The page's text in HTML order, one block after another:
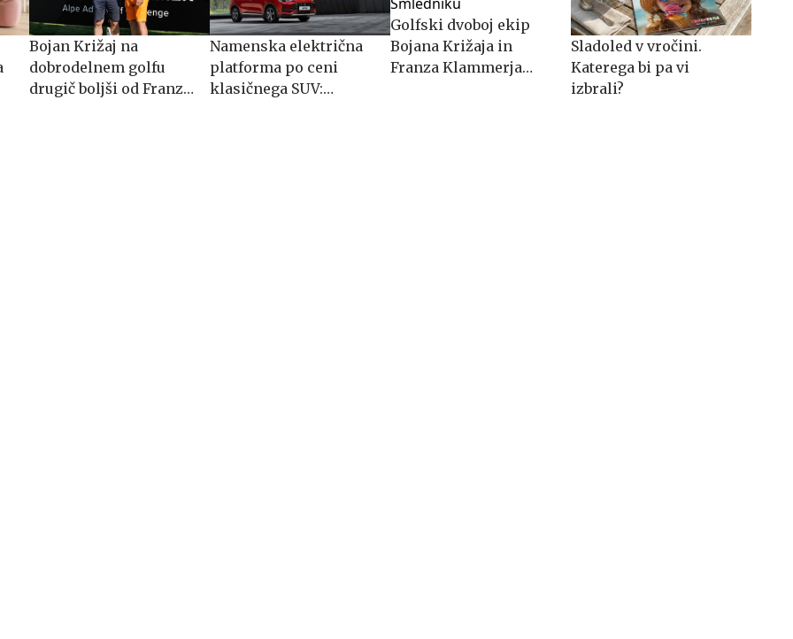
Bojan Križaj na
dobrodelnem golfu
drugič boljši od Franza
Namenska električna
platforma po ceni
klasičnega SUV:
Golfski dvoboj ekip
Bojana Križaja in
Franza Klammerja
Sladoled v vročini.
Katerega bi pa vi
izbrali?